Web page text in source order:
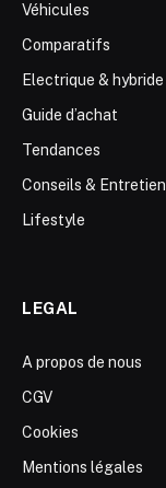
Véhicules
Comparatifs
Electrique & hybride
Guide d’achat
Tendances
Conseils & Entretien
Lifestyle
LEGAL
A propos de nous
CGV
Cookies
Mentions légales